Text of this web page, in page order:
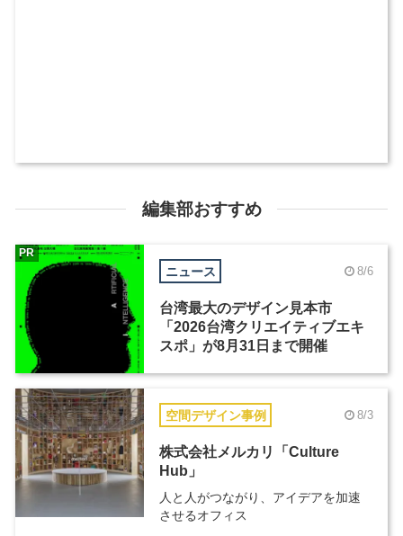
編集部おすすめ
ニュース 8/6
台湾最大のデザイン見本市
「2026台湾クリエイティブエキ
スポ」が8月31日まで開催
PR
空間デザイン事例 8/3
株式会社メルカリ「Culture
Hub」
人と人がつながり、アイデアを加速
させるオフィス